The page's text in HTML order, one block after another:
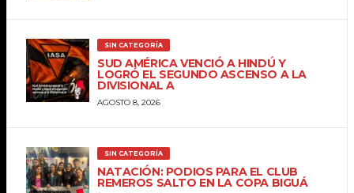
SIN CATEGORÍA
SUD AMÉRICA VENCIÓ A HINDÚ Y
LOGRÓ EL SEGUNDO ASCENSO A LA
DIVISIONAL A
AGOSTO 8, 2026
SIN CATEGORÍA
NATACIÓN: PODIOS PARA EL CLUB
REMEROS SALTO EN LA COPA BIGUÁ